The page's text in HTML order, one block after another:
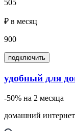
505
₽ в месяц
900
подключить
удобный для
-50% на 2 месяца
домашний